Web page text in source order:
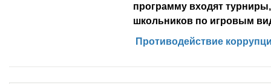
программу входят
школьников по игровым
Противодействие